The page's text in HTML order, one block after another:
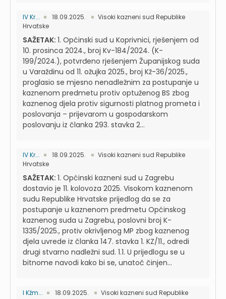
IV Kr... 18.09.2025.
Visoki kazneni sud Republike
Hrvatske
SAŽETAK: 1. Općinski sud u Koprivnici, rješenjem od
10. prosinca 2024., broj Kv-184/2024. (K-
199/2024.), potvrđeno rješenjem Županijskog suda
u Varaždinu od 11. ožujka 2025., broj Kž-36/2025.,
proglasio se mjesno nenadležnim za postupanje u
kaznenom predmetu protiv optuženog BS zbog
kaznenog djela protiv sigurnosti platnog prometa i
poslovanja – prijevarom u gospodarskom
poslovanju iz članka 293. stavka 2...
IV Kr... 18.09.2025.
Visoki kazneni sud Republike
Hrvatske
SAŽETAK: 1. Općinski kazneni sud u Zagrebu
dostavio je 11. kolovoza 2025. Visokom kaznenom
sudu Republike Hrvatske prijedlog da se za
postupanje u kaznenom predmetu Općinskog
kaznenog suda u Zagrebu, poslovni broj K-
1335/2025., protiv okrivljenog MP zbog kaznenog
djela uvrede iz članka 147. stavka 1. KZ/11., odredi
drugi stvarno nadležni sud. 1.1. U prijedlogu se u
bitnome navodi kako bi se, unatoč činjen...
I Kžm... 18.09.2025.
Visoki kazneni sud Republike